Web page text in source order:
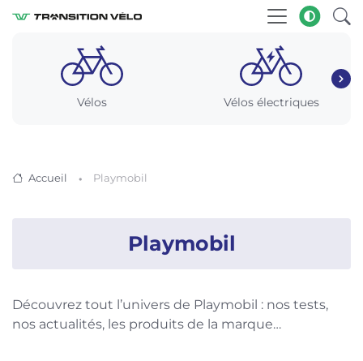
Vélos Vélos électriques
Accueil Playmobil
Playmobil
Découvrez tout l’univers de Playmobil : nos tests,
nos actualités, les produits de la marque…